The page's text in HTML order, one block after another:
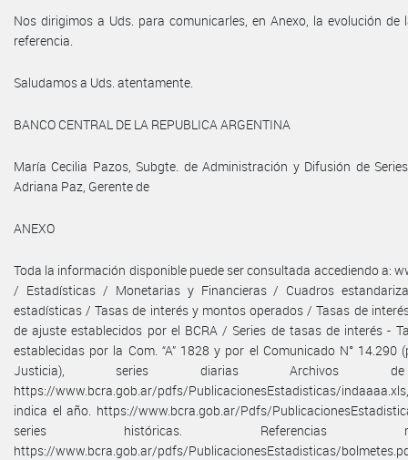
Nos dirigimos a Uds. para comunicarles, en Anexo, la evolución de
referencia.
Saludamos a Uds. atentamente.
BANCO CENTRAL DE LA REPUBLICA ARGENTINA
María Cecilia Pazos, Subgte. de Administración y Difusión de
Adriana Paz, Gerente de
ANEXO
Toda la información disponible puede ser consultada accediendo a:
/ Estadísticas / Monetarias y Financieras / Cuadros
estadísticas / Tasas de interés y montos operados / Tasas de
de ajuste establecidos por el BCRA / Series de tasas de interés -
establecidas por la Com. “A” 1828 y por el Comunicado N° 14.290
Justicia), series diarias Archivos
https://www.bcra.gob.ar/pdfs/PublicacionesEstadisticas/
indica el año. https://www.bcra.gob.ar/Pdfs/
series históricas. Referencias
https://www.bcra.gob.ar/pdfs/PublicacionesEstadisticas/